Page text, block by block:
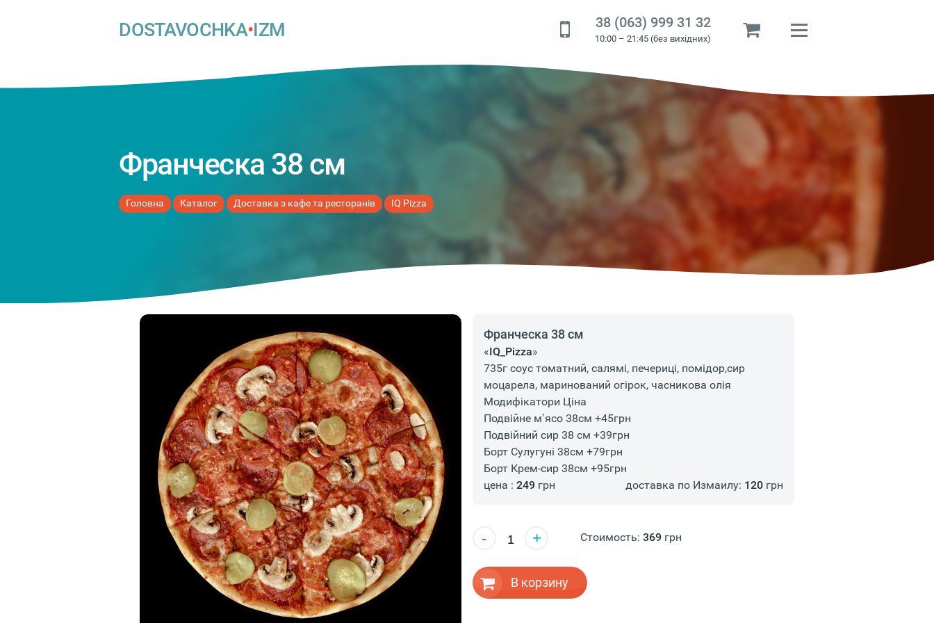
DOSTAVOCHKA•IZM 38 (063) 999 31 32
10:00 – 21:45 (без вихідних)
Франческа 38 см
Головна Каталог Доставка з кафе та ресторанів IQ Pizza
Франческа 38 см
«IQ_Pizza»
735г соус томатний, салямі, печериці, помідор,сир
моцарела, маринований огірок, часникова олія
Модифікатори Ціна
Подвійне мʼясо 38см +45грн
Подвійний сир 38 см +39грн
Борт Сулугуні 38см +79грн
Борт Крем-сир 38см +95грн
цена : 249грн доставка по Измаилу: 120грн
- + Стоимость: 369грн
В корзину